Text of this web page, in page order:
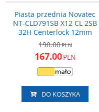
Piasta przednia Novatec
NT-CLD791SB X12 CL 2SB
32H Centerlock 12mm
190.00PLN
167.00PLN
DO KOSZYKA